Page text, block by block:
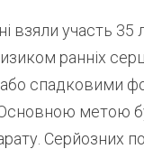
взяли участь 35
ранніх
спадковими
метою
Серйозних